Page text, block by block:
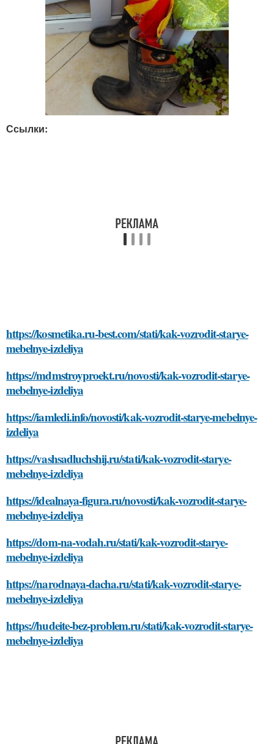
Ссылки:
https://kosmetika.ru-best.com/stati/kak-vozrodit-starye-
mebelnye-izdeliya
https://mdmstroyproekt.ru/novosti/kak-vozrodit-starye-
mebelnye-izdeliya
https://iamledi.info/novosti/kak-vozrodit-starye-mebelnye-
izdeliya
https://vashsadluchshij.ru/stati/kak-vozrodit-starye-
mebelnye-izdeliya
https://idealnaya-figura.ru/novosti/kak-vozrodit-starye-
mebelnye-izdeliya
https://dom-na-vodah.ru/stati/kak-vozrodit-starye-
mebelnye-izdeliya
https://narodnaya-dacha.ru/stati/kak-vozrodit-starye-
mebelnye-izdeliya
https://hudeite-bez-problem.ru/stati/kak-vozrodit-starye-
mebelnye-izdeliya